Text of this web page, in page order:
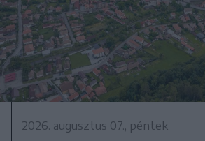
2026. augusztus 07., péntek